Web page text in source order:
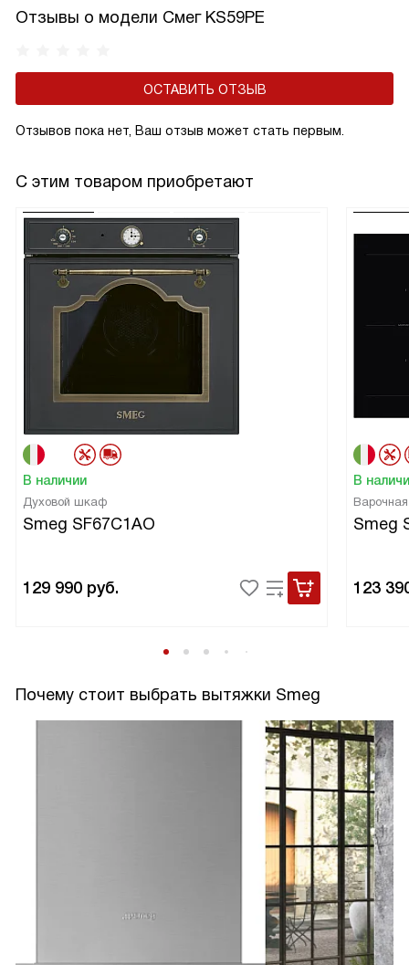
Отзывы о модели Смег KS59PE
ОСТАВИТЬ ОТЗЫВ
Отзывов пока нет, Ваш отзыв может стать первым.
С этим товаром приобретают
В наличии
Духовой шкаф
Smeg SF67C1AO
129 990 руб.
В
Smeg
123
Почему стоит выбрать вытяжки Smeg